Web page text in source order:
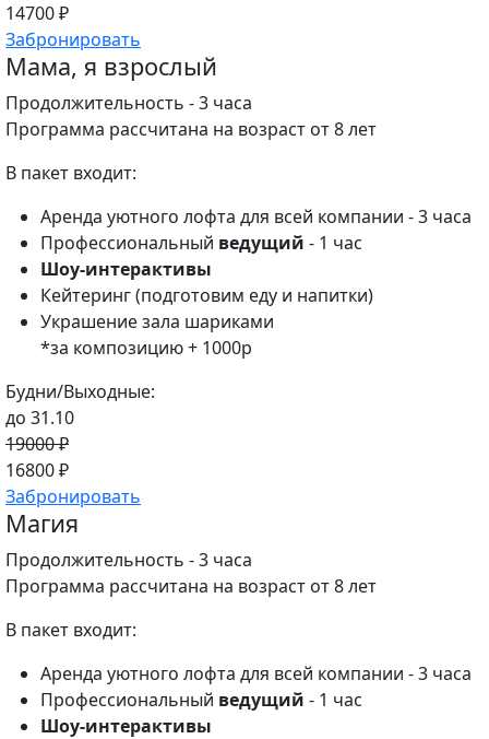
14700 ₽
Забронировать
Мама, я взрослый
Продолжительность - 3 часа
Программа рассчитана на возраст от 8 лет
В пакет входит:
Аренда уютного лофта для всей компании - 3 часа
Профессиональный ведущий - 1 час
Шоу-интерактивы
Кейтеринг (подготовим еду и напитки)
Украшение зала шариками
*за композицию + 1000р
Будни/Выходные:
до 31.10
19000 ₽
16800 ₽
Забронировать
Магия
Продолжительность - 3 часа
Программа рассчитана на возраст от 8 лет
В пакет входит:
Аренда уютного лофта для всей компании - 3 часа
Профессиональный ведущий - 1 час
Шоу-интерактивы